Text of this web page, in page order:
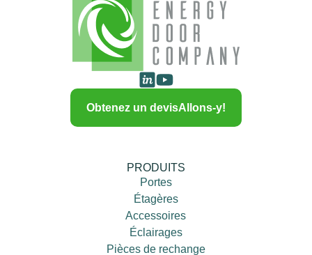
Obtenez un devisAllons-y!
PRODUITS
Portes
Étagères
Accessoires
Éclairages
Pièces de rechange